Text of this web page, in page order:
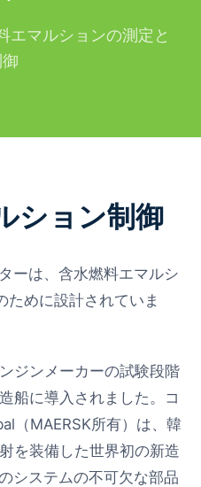
エマルションの測定と
ション制御
ーは、含水燃料エマルシ
ために設計されていま
ジンメーカーの試験段階
船に導入されました。コ
（MAERSK所有）は、韓
を装備した世界初の新造
システムの不可欠な部品